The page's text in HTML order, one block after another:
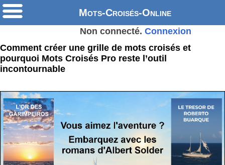
Mots-Croisés-Online
Non connecté. Connexion
Comment créer une grille de mots croisés et
pourquoi Mots Croisés Pro reste l’outil
incontournable